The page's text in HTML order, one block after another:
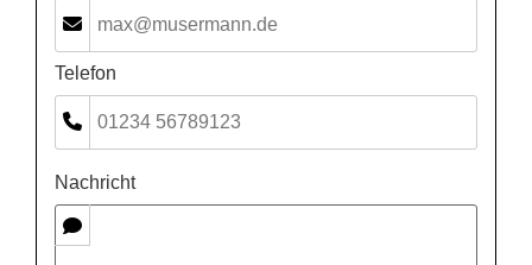
Telefon
Nachricht